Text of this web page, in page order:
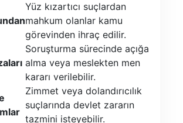
Yüz kızartıcı suçlardan
mahkum olanlar kamu
görevinden ihraç edilir.
Soruşturma sürecinde açığa
alma veya meslekten men
kararı verilebilir.
Zimmet veya dolandırıcılık
suçlarında devlet zararın
tazmini isteyebilir.